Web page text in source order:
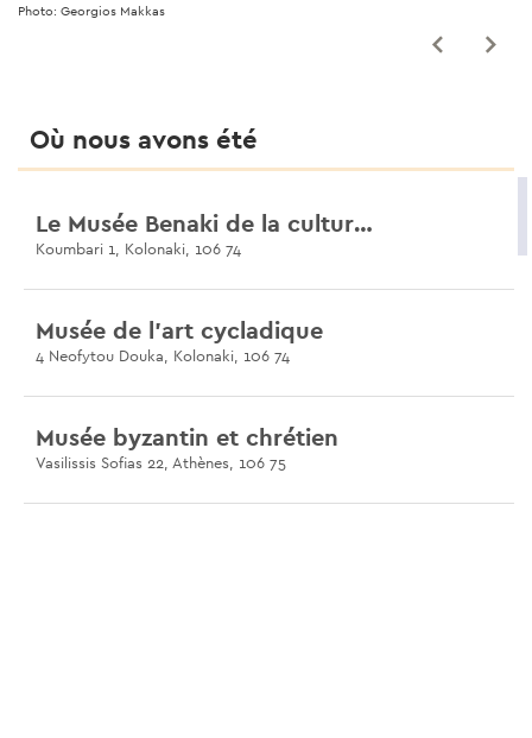
Photo: Georgios Makkas
Où nous avons été
Le Musée Benaki de la culture grecque
Koumbari 1, Kolonaki, 106 74
Musée de l'art cycladique
4 Neofytou Douka, Kolonaki, 106 74
Musée byzantin et chrétien
Vasilissis Sofias 22, Athènes, 106 75